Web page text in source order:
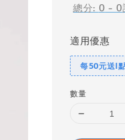
總分: 0 - 0
適用優惠
每50元送1
數量